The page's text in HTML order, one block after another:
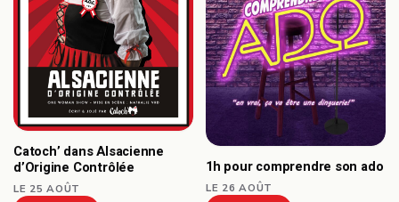
Catoch’ dans Alsacienne
d’Origine Contrôlée
LE 25 AOÛT
1h pour comprendre son ado
LE 26 AOÛT